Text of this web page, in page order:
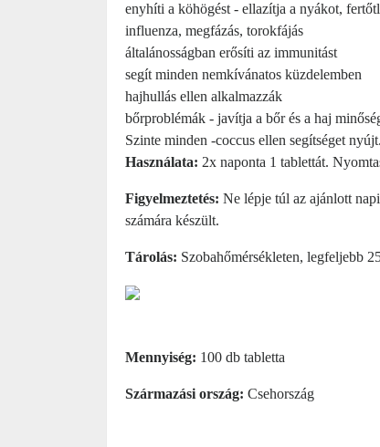
enyhíti a köhögést - ellazítja a nyákot,
influenza, megfázás, torokfájás
általánosságban erősíti az immunitást
segít minden nemkívánatos küzdelemben
hajhullás ellen alkalmazzák
bőrproblémák - javítja a bőr és a haj
Szinte minden -coccus ellen segítséget nyújt.
Használata: 2x naponta 1 tablettát.
Figyelmeztetés: Ne lépje túl az ajánlott
számára készült.
Tárolás: Szobahőmérsékleten, legfeljebb
Mennyiség: 100 db tabletta
Származási ország: Csehország